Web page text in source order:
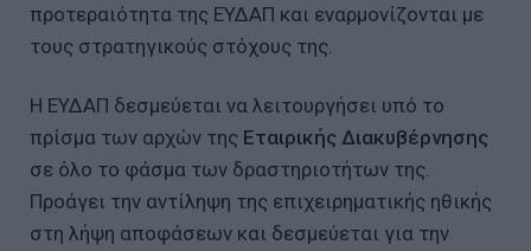
προτεραιότητα της ΕΥΔΑΠ και εναρμονίζονται με
τους στρατηγικούς στόχους της.
Η ΕΥΔΑΠ δεσμεύεται να λειτουργήσει υπό το
πρίσμα των αρχών της Εταιρικής Διακυβέρνησης
σε όλο το φάσμα των δραστηριοτήτων της.
Προάγει την αντίληψη της επιχειρηματικής ηθικής
στη λήψη αποφάσεων και δεσμεύεται για την